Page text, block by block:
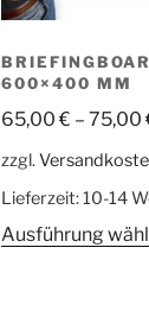
600×400 MM
65,00€ – 75,00
zzgl.
Lieferzeit:10-14
Ausführung